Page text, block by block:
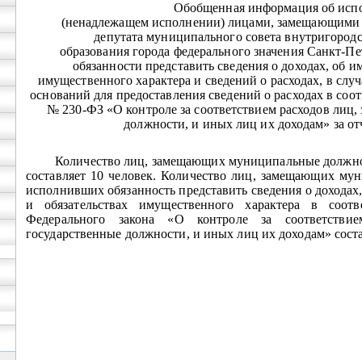
Обобщенная информация об
(ненадлежащем исполнении) лицами,
депутата муниципального совета
образования города федерального значения Санкт-
обязанности представить сведения о доходах, об
имущественного характера и сведений о расходах, в
оснований для предоставления сведений о расходах в
№ 230-ФЗ «О контроле за соответствием расходов
должности, и иных лиц их доходам» за
Количество лиц, замещающих муниципальные
составляет 10 человек. Количество лиц, замещающих
исполнивших обязанность представить сведения о
и обязательствах имущественного характера в
Федерального закона «О контроле за
государственные должности, и иных лиц их доходам»